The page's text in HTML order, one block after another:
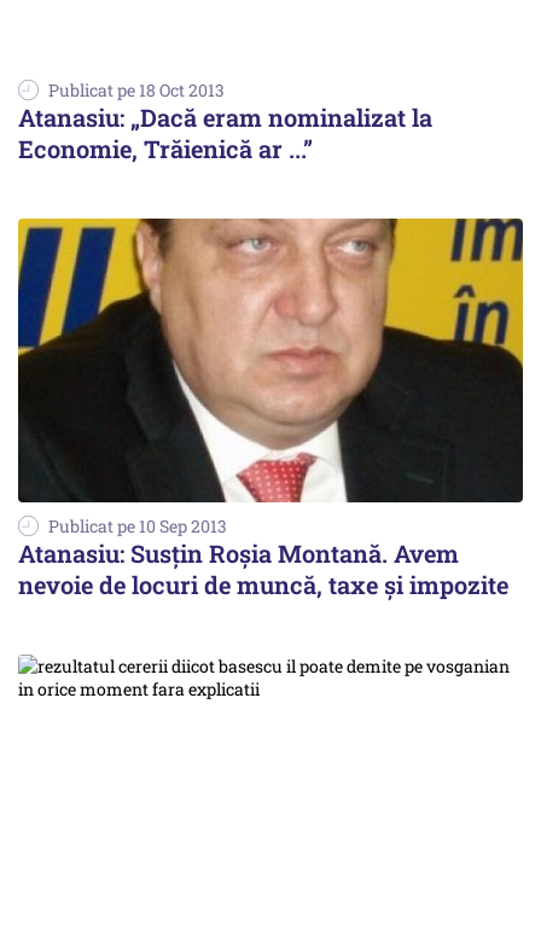
Publicat pe 18 Oct 2013
Atanasiu: „Dacă eram nominalizat la
Economie, Trăienică ar ...”
Publicat pe 10 Sep 2013
Atanasiu: Susțin Roșia Montană. Avem
nevoie de locuri de muncă, taxe și impozite